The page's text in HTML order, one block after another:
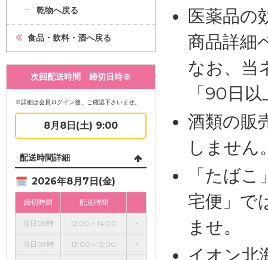
乾物へ戻る
食品・飲料・酒へ戻る
次回配送時間 締切日時※
※詳細は会員ログイン後、ご確認下さいませ。
8月8日(土) 9:00
配送時間詳細
2026年8月7日(金)
締切時間 配送時間
当日09時 12:00～14:00 ×
当日09時 13:00～15:00 ×
医薬品の
商品詳細
なお、当
「90日
酒類の販
しません
「たば
宅便」で
ませ。
イオン北